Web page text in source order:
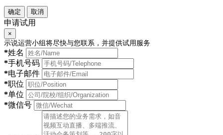
确定 取消
申请试用
×
示说运营小组将尽快与您联系，并提供试用服务
*姓名
*手机号码
*电子邮件
*职位
*单位
*微信号